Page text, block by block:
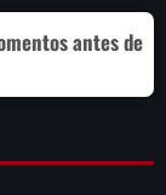
antes de